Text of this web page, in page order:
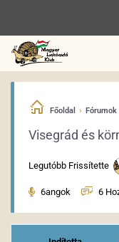
Főoldal › Fórumok
Visegrád és
Legutóbb Frissítette
6angok 6